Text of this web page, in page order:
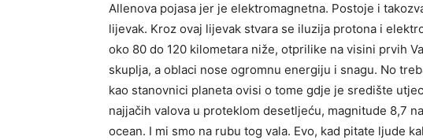
Allenova pojasa jer je elektromagnetna. Postoje i
lijevak. Kroz ovaj lijevak stvara se iluzija protona i
oko 80 do 120 kilometara niže, otprilike na visini prvih
skuplja, a oblaci nose ogromnu energiju i snagu. No
kao stanovnici planeta ovisi o tome gdje je središte
najjačih valova u proteklom desetljeću, magnitude 8,7
ocean. I mi smo na rubu tog vala. Evo, kad pitate ljude